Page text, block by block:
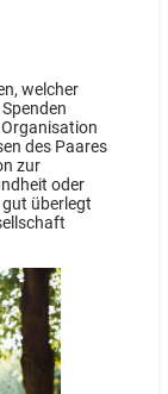
welcher
des Paares
zur
oder
überlegt